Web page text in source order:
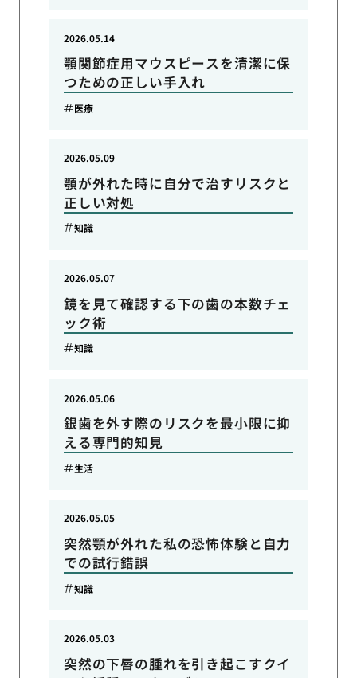
顎関節症用マウスピースを清潔に保
つための正しい手入れ
2026.05.14
医療
顎が外れた時に自分で治すリスクと
正しい対処
2026.05.09
知識
鏡を見て確認する下の歯の本数チェ
ック術
2026.05.07
知識
銀歯を外す際のリスクを最小限に抑
える専門的知見
2026.05.06
生活
突然顎が外れた私の恐怖体験と自力
での試行錯誤
2026.05.05
知識
突然の下唇の腫れを引き起こすクイ
2026.05.03